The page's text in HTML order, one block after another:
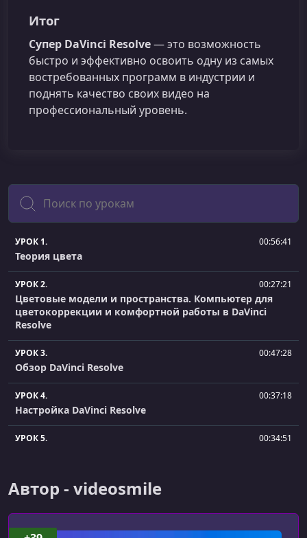
Итог
Супер DaVinci Resolve— это возможность
быстро и эффективно освоить одну из самых
востребованных программ в индустрии и
поднять качество своих видео на
профессиональный уровень.
Поиск
УРОК 1. 00:56:41
Теория цвета
УРОК 2. 00:27:21
Цветовые модели и пространства. Компьютер для
цветокоррекции и комфортной работы в DaVinci
Resolve
УРОК 3. 00:47:28
Обзор DaVinci Resolve
УРОК 4. 00:37:18
Настройка DaVinci Resolve
УРОК 5. 00:34:51
УРОК 6.
Монтаж в разделе Edit
Автор - videosmile